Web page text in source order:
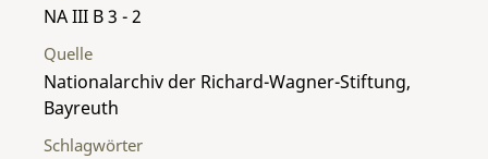
NA III B 3 - 2
Quelle
Nationalarchiv der Richard-Wagner-Stiftung,
Bayreuth
Schlagwörter